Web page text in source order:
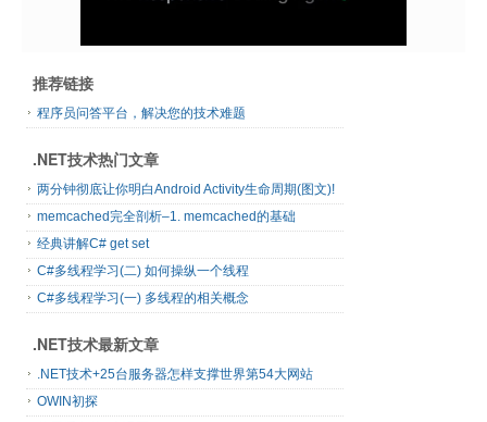
推荐链接
程序员问答平台，解决您的技术难题
.NET技术热门文章
两分钟彻底让你明白Android Activity生命周期(图文)!
memcached完全剖析–1. memcached的基础
经典讲解C# get set
C#多线程学习(二) 如何操纵一个线程
C#多线程学习(一) 多线程的相关概念
.NET技术最新文章
.NET技术+25台服务器怎样支撑世界第54大网站
OWIN初探